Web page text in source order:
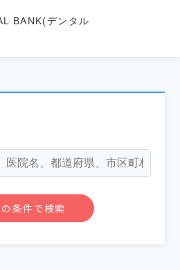
の条件で検索